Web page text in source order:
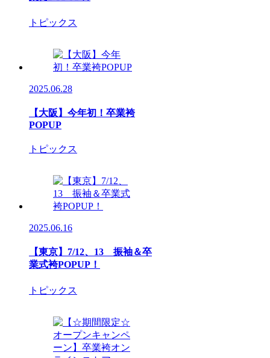
トピックス
2025.06.28
【大阪】今年初！卒業袴
POPUP
トピックス
2025.06.16
【東京】7/12、13 振袖＆卒
業式袴POPUP！
トピックス